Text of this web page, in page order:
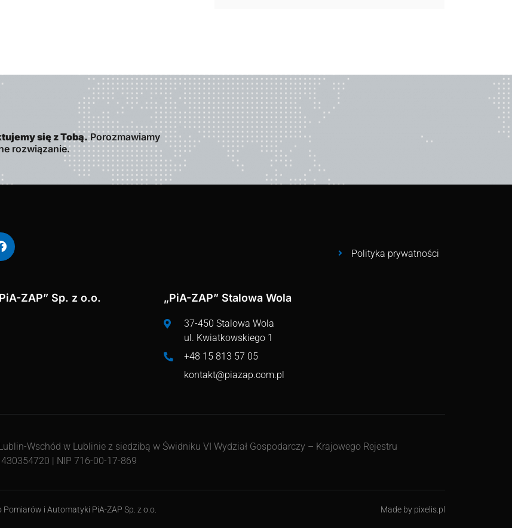
się z Tobą.Porozmawiamy
rozwiązanie.
Polityka prywatności
ZAP” Sp. z o.o. „PiA-ZAP” Stalowa Wola
37-450 Stalowa Wola
ul. Kwiatkowskiego 1
+48 15 813 57 05
kontakt@piazap.com.pl
Wschód w Lublinie z siedzibą w Świdniku VI Wydział Gospodarczy – Krajowego Rejestru
430354720 | NIP 716-00-17-869
i Automatyki PiA-ZAP Sp. z o.o. Made by pixelis.pl